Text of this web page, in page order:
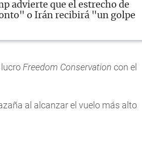
advierte que el estrecho de
o Irán recibirá "un golpe
Freedom Conservation con el
al alcanzar el vuelo más alto